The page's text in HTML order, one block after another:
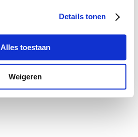
Details tonen
Alles toestaan
Weigeren